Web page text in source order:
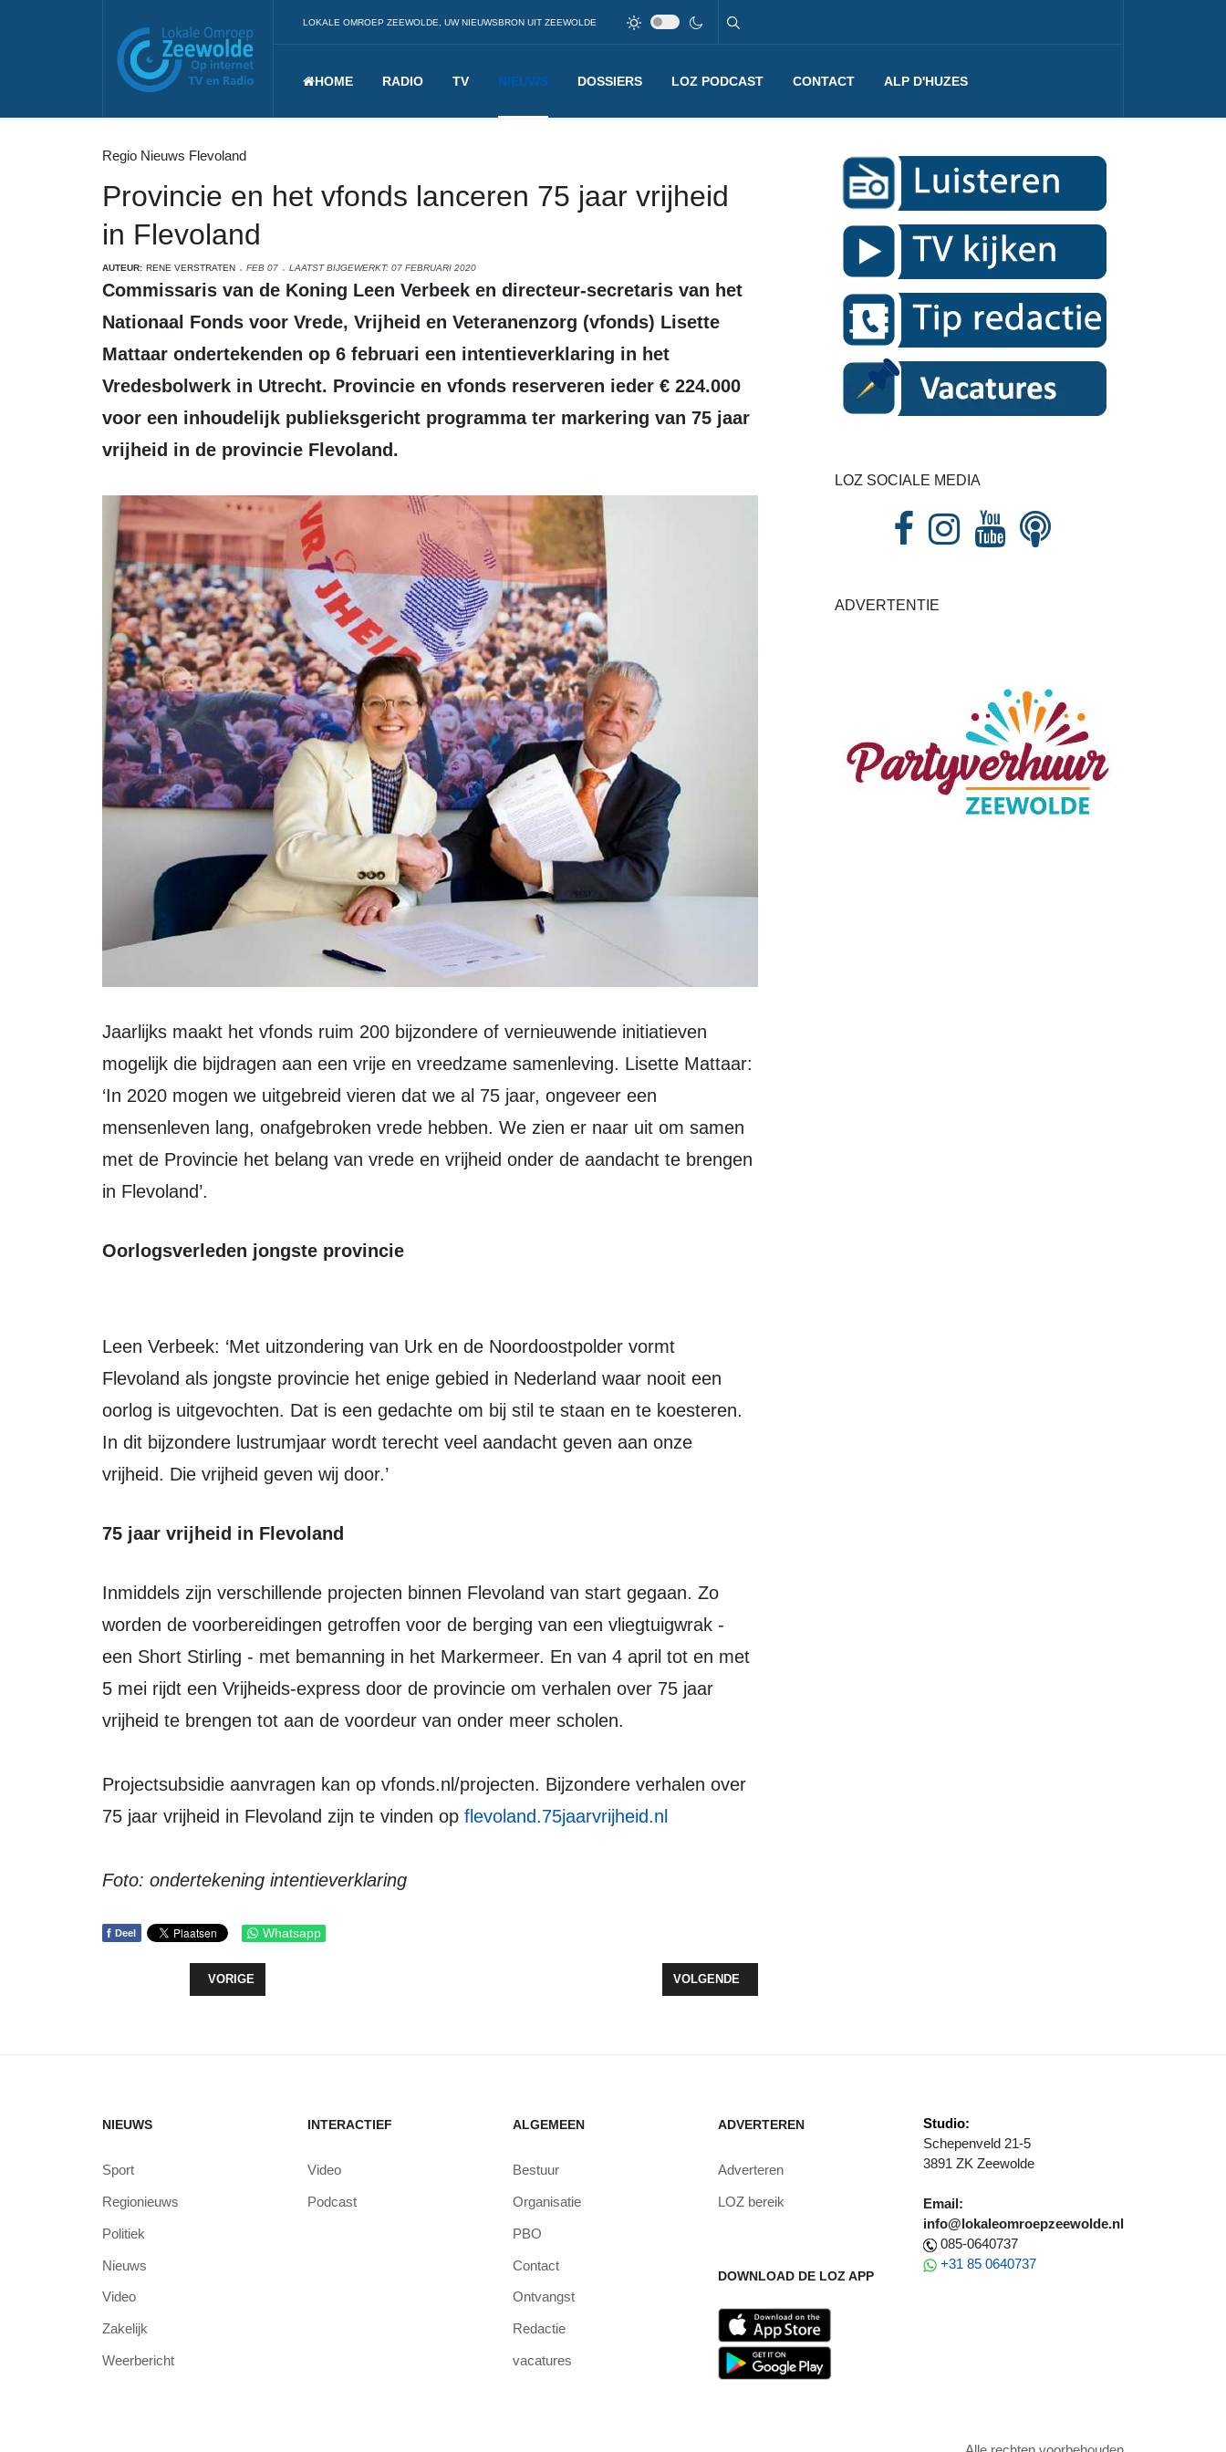
LOKALE OMROEP ZEEWOLDE, UW NIEUWSBRON UIT ZEEWOLDE
HOME RADIO TV NIEUWS DOSSIERS LOZ PODCAST CONTACT ALP D'HUZES
Regio Nieuws Flevoland
Provincie en het vfonds lanceren 75 jaar vrijheid
in Flevoland
AUTEUR: RENE VERSTRATEN FEB 07 LAATST BIJGEWERKT: 07 FEBRUARI 2020
Commissaris van de Koning Leen Verbeek en directeur-secretaris van het
Nationaal Fonds voor Vrede, Vrijheid en Veteranenzorg (vfonds) Lisette
Mattaar ondertekenden op 6 februari een intentieverklaring in het
Vredesbolwerk in Utrecht. Provincie en vfonds reserveren ieder € 224.000
voor een inhoudelijk publieksgericht programma ter markering van 75 jaar
vrijheid in de provincie Flevoland.
Jaarlijks maakt het vfonds ruim 200 bijzondere of vernieuwende initiatieven
mogelijk die bijdragen aan een vrije en vreedzame samenleving. Lisette Mattaar:
‘In 2020 mogen we uitgebreid vieren dat we al 75 jaar, ongeveer een
mensenleven lang, onafgebroken vrede hebben. We zien er naar uit om samen
met de Provincie het belang van vrede en vrijheid onder de aandacht te brengen
in Flevoland’.
Oorlogsverleden jongste provincie
Leen Verbeek: ‘Met uitzondering van Urk en de Noordoostpolder vormt
Flevoland als jongste provincie het enige gebied in Nederland waar nooit een
oorlog is uitgevochten. Dat is een gedachte om bij stil te staan en te koesteren.
In dit bijzondere lustrumjaar wordt terecht veel aandacht geven aan onze
vrijheid. Die vrijheid geven wij door.’
75 jaar vrijheid in Flevoland
Inmiddels zijn verschillende projecten binnen Flevoland van start gegaan. Zo
worden de voorbereidingen getroffen voor de berging van een vliegtuigwrak -
een Short Stirling - met bemanning in het Markermeer. En van 4 april tot en met
5 mei rijdt een Vrijheids-express door de provincie om verhalen over 75 jaar
vrijheid te brengen tot aan de voordeur van onder meer scholen.
Projectsubsidie aanvragen kan op vfonds.nl/projecten. Bijzondere verhalen over
75 jaar vrijheid in Flevoland zijn te vinden op flevoland.75jaarvrijheid.nl
Foto: ondertekening intentieverklaring
f Deel Whatsapp
VORIG ARTIKEL: REGIO: WEGWERKZAAMHEDEN HARDERDIJK
VORIGE VOLGENDE ARTIKEL: STEUN VAN BEDRIJFSLEVEN VOOR LELYSTAD AIRPORT
VOLGENDE
LOZ SOCIALE MEDIA
ADVERTENTIE
NIEUWS
Sport
Regionieuws
Politiek
Nieuws
Video
Zakelijk
Weerbericht
INTERACTIEF
Video
Podcast
ALGEMEEN
Bestuur
Organisatie
PBO
Contact
Ontvangst
Redactie
vacatures
ADVERTEREN
Adverteren
LOZ bereik
DOWNLOAD DE LOZ APP
Studio:
Schepenveld 21-5
3891 ZK Zeewolde
Email:
info@lokaleomroepzeewolde.nl
085-0640737
+31 85 0640737